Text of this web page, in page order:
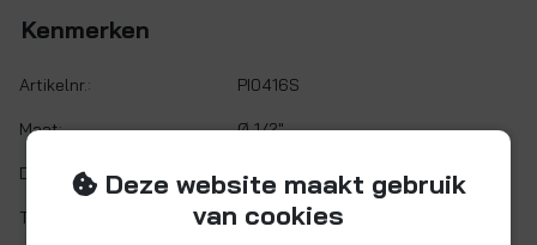
Kenmerken
Artikelnr.: PI0416S
Maat: Ø 1/2"
Demontabel: Ja
Twist&Lock: Nee
Deze website maakt gebruik
van cookies